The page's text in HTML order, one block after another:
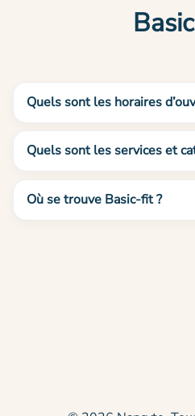
Quels sont les horaires
Quels sont les services et
Où se trouve Basic-fit ?